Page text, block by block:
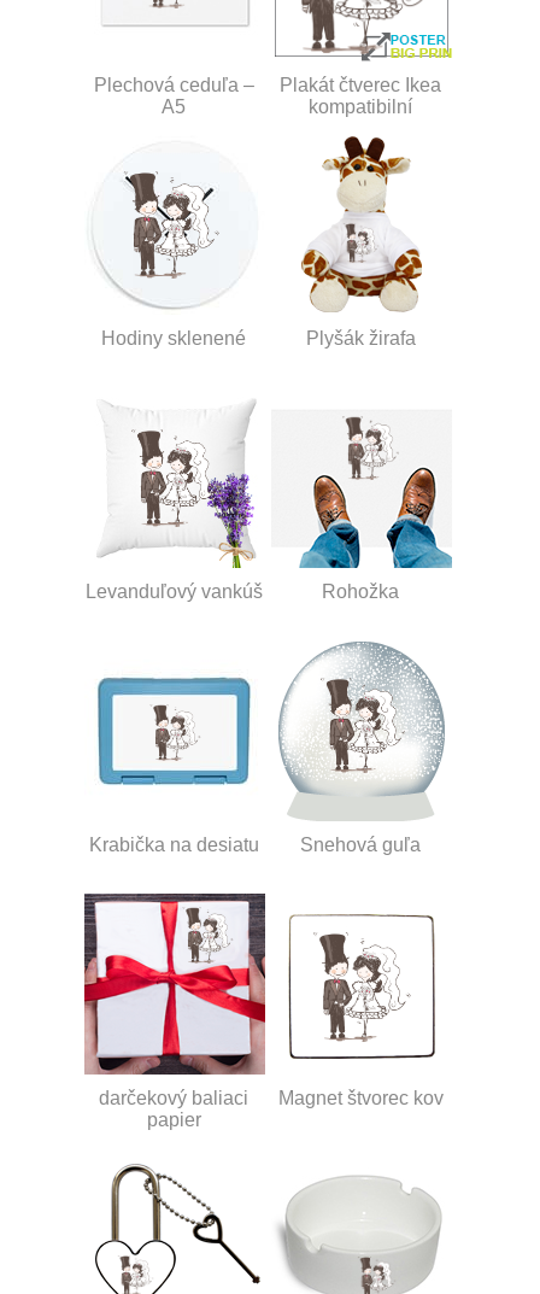
Plechová ceduľa –
A5
Plakát čtverec Ikea
kompatibilní
Hodiny sklenené Plyšák žirafa
Levanduľový vankúš Rohožka
Krabička na desiatu Snehová guľa
darčekový baliaci
papier
Magnet štvorec kov